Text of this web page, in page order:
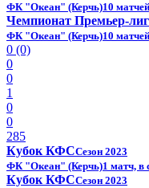
ФК "Океан" (Керчь)10
Чемпионат Премьер-
ФК "Океан" (Керчь)10
0 (0)
0
0
1
0
0
285
Кубок КФССезон 2023
ФК "Океан" (Керчь)1 матч, в
Кубок КФССезон 2023